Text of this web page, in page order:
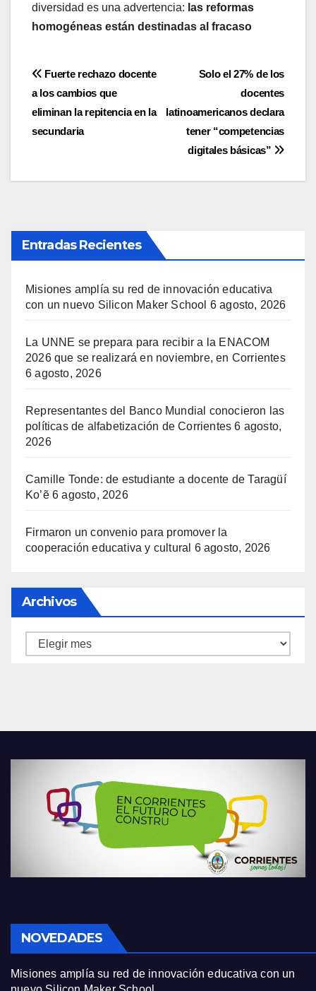
diversidad es una advertencia: las reformas
homogéneas están destinadas al fracaso
Navegación
de
entradas
Solo el 27% de los
docentes
latinoamericanos declara
tener “competencias
digitales básicas”
Fuerte rechazo docente
a los cambios que
eliminan la repitencia en la
secundaria
Entradas Recientes
Misiones amplía su red de innovación educativa
con un nuevo Silicon Maker School 6 agosto, 2026
La UNNE se prepara para recibir a la ENACOM
2026 que se realizará en noviembre, en Corrientes
6 agosto, 2026
Representantes del Banco Mundial conocieron las
políticas de alfabetización de Corrientes 6 agosto,
2026
Camille Tonde: de estudiante a docente de Taragüí
Ko’ẽ 6 agosto, 2026
Firmaron un convenio para promover la
cooperación educativa y cultural 6 agosto, 2026
Archivos
Archivos
NOVEDADES
Misiones amplía su red de innovación educativa con un